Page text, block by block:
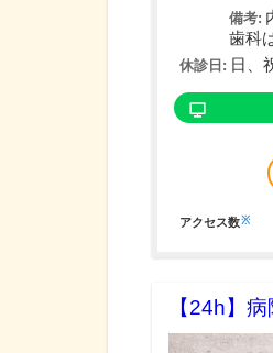
備考:
歯科
休診日: 日、
アクセス数※
【24h】 病